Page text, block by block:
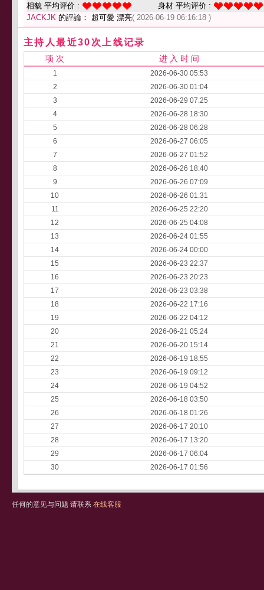
相貌 平均评价 :
身材 平均评价 :
JACKJK 的評論： 超可愛 漂亮( 2026-06-19 06:16:18 )
主持人最近30次上线记录
项 次 进 入 时 间
1
2026-06-30 05:53
2
2026-06-30 01:04
3
2026-06-29 07:25
4
2026-06-28 18:30
5
2026-06-28 06:28
6
2026-06-27 06:05
7
2026-06-27 01:52
8
2026-06-26 18:40
9
2026-06-26 07:09
10
2026-06-26 01:31
11
2026-06-25 22:20
12
2026-06-25 04:08
13
2026-06-24 01:55
14
2026-06-24 00:00
15
2026-06-23 22:37
16
2026-06-23 20:23
17
2026-06-23 03:38
18
2026-06-22 17:16
19
2026-06-22 04:12
20
2026-06-21 05:24
21
2026-06-20 15:14
22
2026-06-19 18:55
23
2026-06-19 09:12
24
2026-06-19 04:52
25
2026-06-18 03:50
26
2026-06-18 01:26
27
2026-06-17 20:10
28
2026-06-17 13:20
29
2026-06-17 06:04
30
2026-06-17 01:56
任何的意见与问题 请联系 在线客服